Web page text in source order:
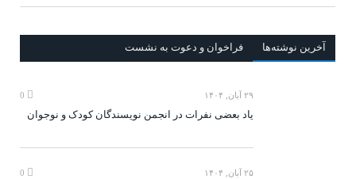
آخرين‌ نوشته‌ها فراخوان و دعوت به نشست
۲۹ آبان, ۱۴۰۴
یاد بعضی نفرات در انجمن نویسندگان کودک و نوجوان
۲۵ آبان, ۱۴۰۴